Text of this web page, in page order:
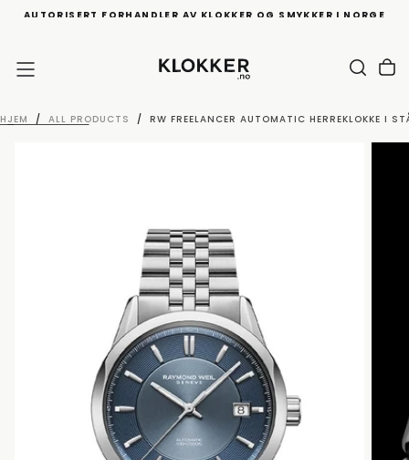
HOPP
AUTORISERT FORHANDLER AV KLOKKER OG SMYKKER I NORGE
HJEM / ALL PRODUCTS / RW FREELANCER AUTOMATIC HERREKLOKKE I